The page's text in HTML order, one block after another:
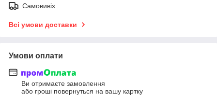
Самовивіз
Всі умови доставки
Умови оплати
Ви отримаєте замовлення
або гроші повернуться на вашу картку